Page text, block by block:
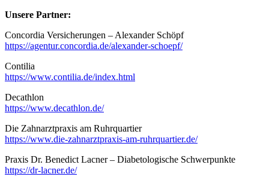
Unsere Partner:
Concordia Versicherungen – Alexander Schöpf
https://agentur.concordia.de/alexander-schoepf/
Contilia
https://www.contilia.de/index.html
Decathlon
https://www.decathlon.de/
Die Zahnarztpraxis am Ruhrquartier
https://www.die-zahnarztpraxis-am-ruhrquartier.de/
Praxis Dr. Benedict Lacner – Diabetologische Schwerpunkte
https://dr-lacner.de/